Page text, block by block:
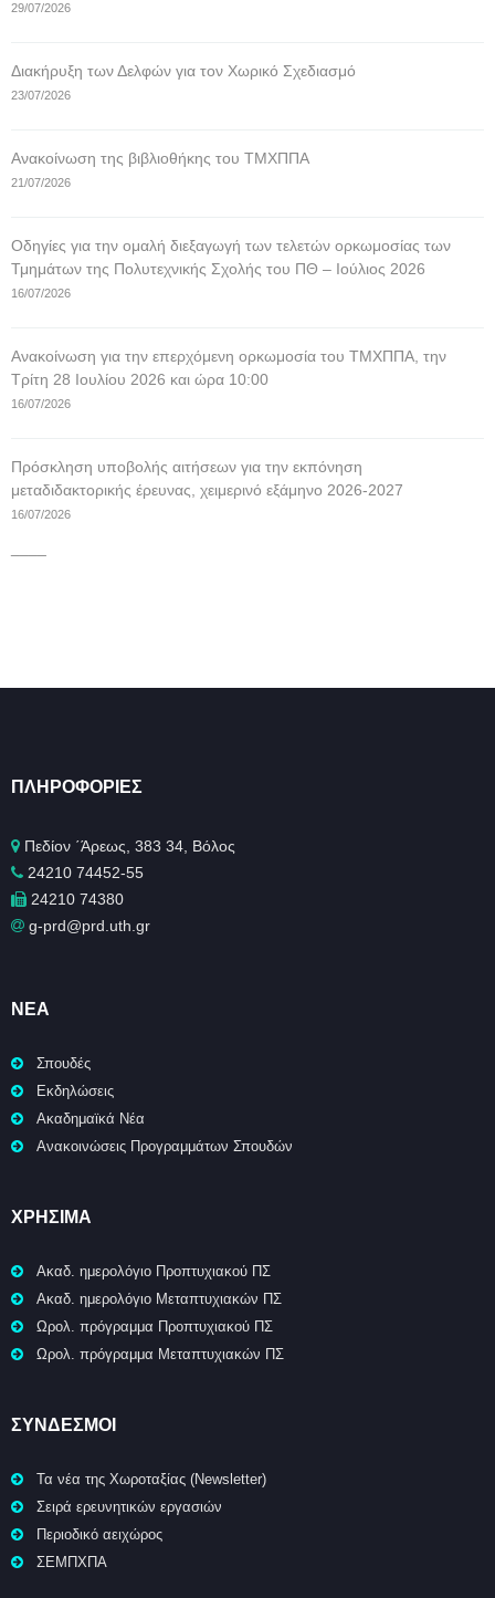
29/07/2026
Διακήρυξη των Δελφών για τον Χωρικό Σχεδιασμό
23/07/2026
Ανακοίνωση της βιβλιοθήκης του ΤΜΧΠΠΑ
21/07/2026
Οδηγίες για την ομαλή διεξαγωγή των τελετών ορκωμοσίας των
Τμημάτων της Πολυτεχνικής Σχολής του ΠΘ – Ιούλιος 2026
16/07/2026
Ανακοίνωση για την επερχόμενη ορκωμοσία του ΤΜΧΠΠΑ, την
Τρίτη 28 Ιουλίου 2026 και ώρα 10:00
16/07/2026
Πρόσκληση υποβολής αιτήσεων για την εκπόνηση
μεταδιδακτορικής έρευνας, χειμερινό εξάμηνο 2026-2027
16/07/2026
ΠΛΗΡΟΦΟΡΊΕΣ
Πεδίον ΄Άρεως, 383 34, Βόλος
24210 74452-55
24210 74380
g-prd@prd.uth.gr
ΝΈΑ
Σπουδές
Εκδηλώσεις
Ακαδημαϊκά Νέα
Ανακοινώσεις Προγραμμάτων Σπουδών
ΧΡΉΣΙΜΑ
Ακαδ. ημερολόγιο Προπτυχιακού ΠΣ
Ακαδ. ημερολόγιο Μεταπτυχιακών ΠΣ
Ωρολ. πρόγραμμα Προπτυχιακού ΠΣ
Ωρολ. πρόγραμμα Μεταπτυχιακών ΠΣ
ΣΥΝΔΕΣΜΟΙ
Τα νέα της Χωροταξίας (Newsletter)
Σειρά ερευνητικών εργασιών
Περιοδικό αειχώρος
ΣΕΜΠΧΠΑ